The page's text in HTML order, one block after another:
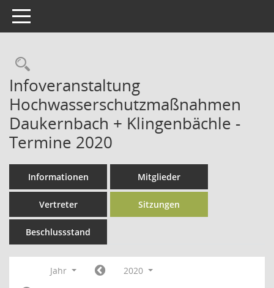
Toggle navigation
Rechercheauswahl
Infoveranstaltung
Hochwasserschutzmaßnahmen
Daukernbach + Klingenbächle -
Termine 2020
Informationen Mitglieder
Vertreter Sitzungen
Beschlussstand
Jahr 2020